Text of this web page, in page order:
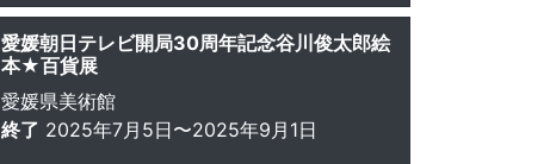
愛媛朝日テレビ開局30周年記念谷川俊太郎絵
本★百貨展
愛媛県美術館
終了 2025年7月5日〜2025年9月1日